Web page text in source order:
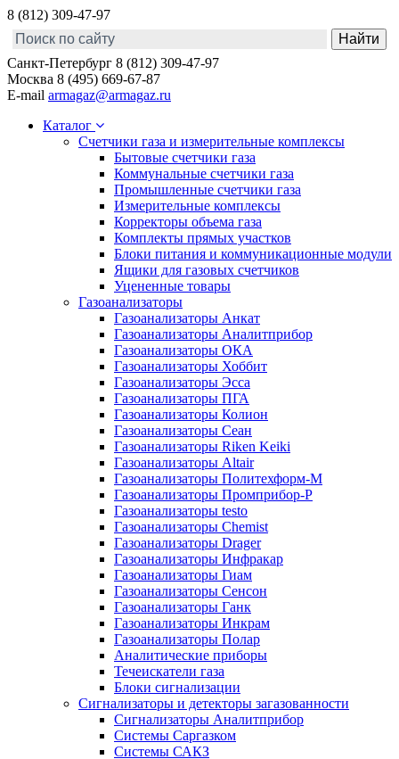
8 (812) 309-47-97
Санкт-Петербург 8 (812) 309-47-97
Москва 8 (495) 669-67-87
E-mail armagaz@armagaz.ru
Каталог
Счетчики газа и измерительные комплексы
Бытовые счетчики газа
Коммунальные счетчики газа
Промышленные счетчики газа
Измерительные комплексы
Корректоры объема газа
Комплекты прямых участков
Блоки питания и коммуникационные модули
Ящики для газовых счетчиков
Уцененные товары
Газоанализаторы
Газоанализаторы Анкат
Газоанализаторы Аналитприбор
Газоанализаторы ОКА
Газоанализаторы Хоббит
Газоанализаторы Эсса
Газоанализаторы ПГА
Газоанализаторы Колион
Газоанализаторы Сеан
Газоанализаторы Riken Keiki
Газоанализаторы Altair
Газоанализаторы Политехформ-М
Газоанализаторы Промприбор-Р
Газоанализаторы testo
Газоанализаторы Chemist
Газоанализаторы Drager
Газоанализаторы Инфракар
Газоанализаторы Гиам
Газоанализаторы Сенсон
Газоанализаторы Ганк
Газоанализаторы Инкрам
Газоанализаторы Полар
Аналитические приборы
Течеискатели газа
Блоки сигнализации
Сигнализаторы и детекторы загазованности
Сигнализаторы Аналитприбор
Системы Саргазком
Системы САКЗ